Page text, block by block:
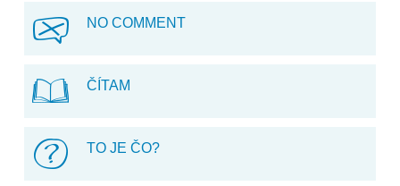
NO COMMENT
ČÍTAM
TO JE ČO?